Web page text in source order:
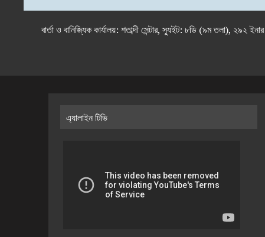
বার্তা ও বানিজ্যিক কার্যালয়: শতাব্দী সেন্টার, স্যুইট: ৮ডি (৯ম
এ্যালাইন টিভি